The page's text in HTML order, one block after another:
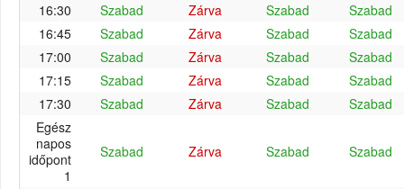
16:30 Szabad Zárva Szabad
Szabad
16:45
Szabad Zárva Szabad
Szabad
17:00
Szabad Zárva Szabad
Szabad
17:15
Szabad Zárva Szabad
Szabad
17:30
Szabad Zárva Szabad
Szabad
Egész
napos
időpont
1
Szabad Zárva Szabad Szabad